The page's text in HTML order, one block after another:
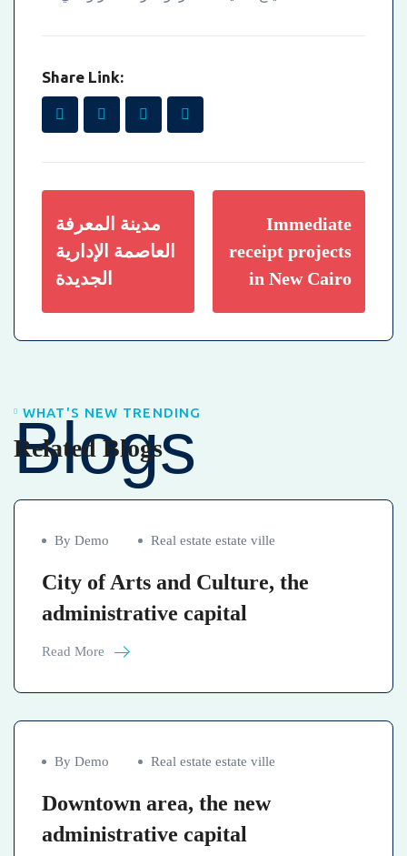
Share Link:
مدينة المعرفة
العاصمة الإدارية
الجديدة
Immediate
receipt projects
in New Cairo
Blogs
WHAT'S NEW TRENDING
Related Blogs
By Demo Real estate estate ville
City of Arts and Culture, the
administrative capital
Read More
By Demo Real estate estate ville
Downtown area, the new
administrative capital